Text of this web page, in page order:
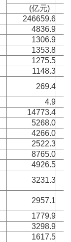
(亿元)
246659.6
4836.9
1306.9
1353.8
1275.5
1148.3
269.4
4.9
14773.4
5268.0
4266.0
2522.3
8765.0
4926.5
3231.3
2957.1
1779.9
3298.9
1617.5